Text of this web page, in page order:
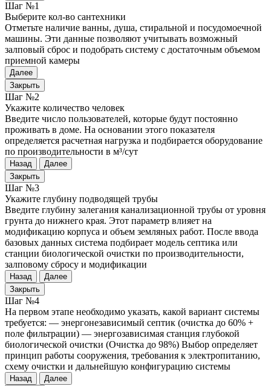
Шаг №1
Выберите кол-во сантехники
Отметьте наличие ванны, душа, стиральной и посудомоечной
машины. Эти данные позволяют учитывать возможный
залповый сброс и подобрать систему с достаточным объемом
приемной камеры
Далее
Закрыть
Шаг №2
Укажите количество человек
Введите число пользователей, которые будут постоянно
проживать в доме. На основании этого показателя
определяется расчетная нагрузка и подбирается оборудование
по производительности в м³/сут
Назад
Далее
Закрыть
Шаг №3
Укажите глубину подводящей трубы
Введите глубину залегания канализационной трубы от уровня
грунта до нижнего края. Этот параметр влияет на
модификацию корпуса и объем земляных работ. После ввода
базовых данных система подбирает модель септика или
станции биологической очистки по производительности,
залповому сбросу и модификации
Назад
Далее
Закрыть
Шаг №4
На первом этапе необходимо указать, какой вариант системы
требуется: — энергонезависимый септик (очистка до 60% +
поле фильтрации) — энергозависимая станция глубокой
биологической очистки (Очистка до 98%) Выбор определяет
принцип работы сооружения, требования к электропитанию,
схему очистки и дальнейшую конфигурацию системы
Назад
Далее